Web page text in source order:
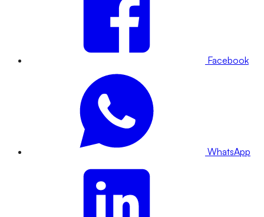
Facebook
WhatsApp